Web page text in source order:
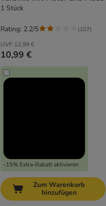
1 Stück
UVP 12,99 €
10,99 €
-15% Extra-Rabatt aktivieren
Rating: 2.2/5 (107)
Zum Warenkorb
hinzufügen